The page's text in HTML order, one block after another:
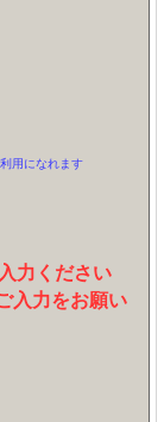
用になれます
力ください
入力をお願い